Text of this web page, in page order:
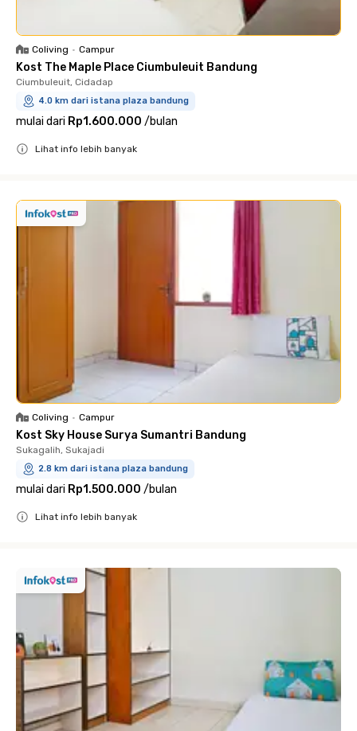
Coliving • Campur
Kost The Maple Place Ciumbuleuit Bandung
Ciumbuleuit, Cidadap
4.0 km dari istana plaza bandung
mulai dari Rp1.600.000 /bulan
Lihat info lebih banyak
Coliving • Campur
Kost Sky House Surya Sumantri Bandung
Sukagalih, Sukajadi
2.8 km dari istana plaza bandung
mulai dari Rp1.500.000 /bulan
Lihat info lebih banyak